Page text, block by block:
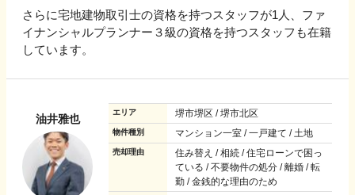
さらに宅地建物取引士の資格を持つスタッフが1人、ファ
イナンシャルプランナー３級の資格を持つスタッフも在籍
しています。
油井雅也
エリア 堺市堺区 / 堺市北区
物件種別 マンション一室 / 一戸建て / 土地
売却理由
住み替え / 相続 / 住宅ローンで困っ
ている / 不要物件の処分 / 離婚 / 転
勤 / 金銭的な理由のため